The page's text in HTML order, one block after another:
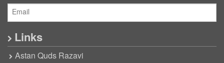
Links
Astan Quds Razavi